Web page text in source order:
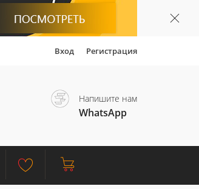
Вход Регистрация
Напишите нам
WhatsApp